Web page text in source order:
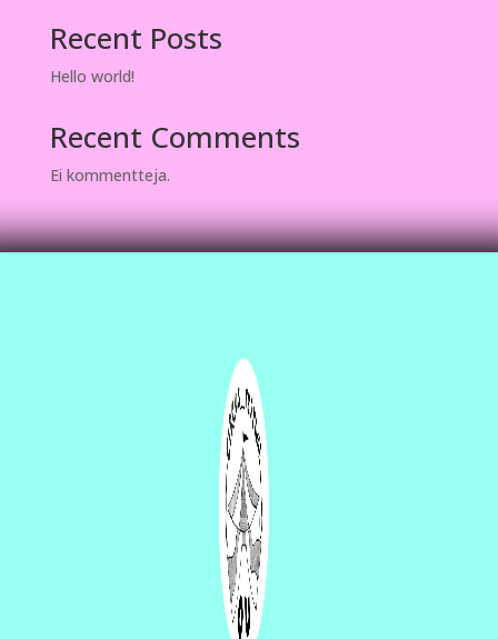
Recent Posts
Hello world!
Recent Comments
Ei kommentteja.